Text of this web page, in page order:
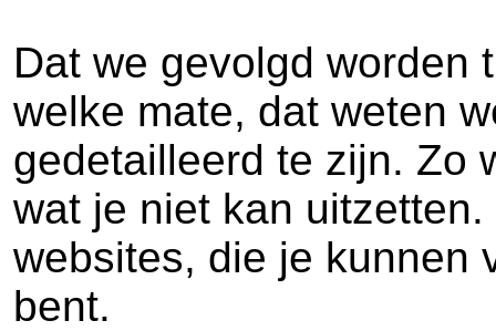
Dat we gevolgd worden
welke mate, dat weten
gedetailleerd te zijn. Zo
wat je niet kan
websites, die je kunnen
bent.